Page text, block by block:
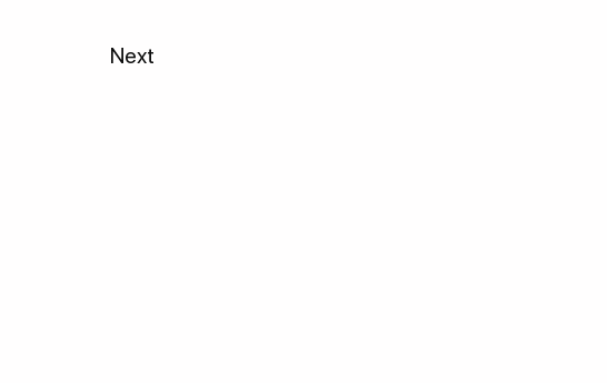
Next